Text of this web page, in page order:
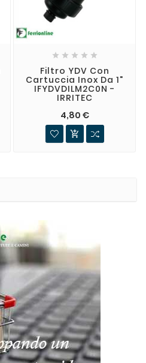
    
Filtro YDV Con
Cartuccia Inox Da 1"
IFYDVDILM2C0N -
IRRITEC
4,80 €
